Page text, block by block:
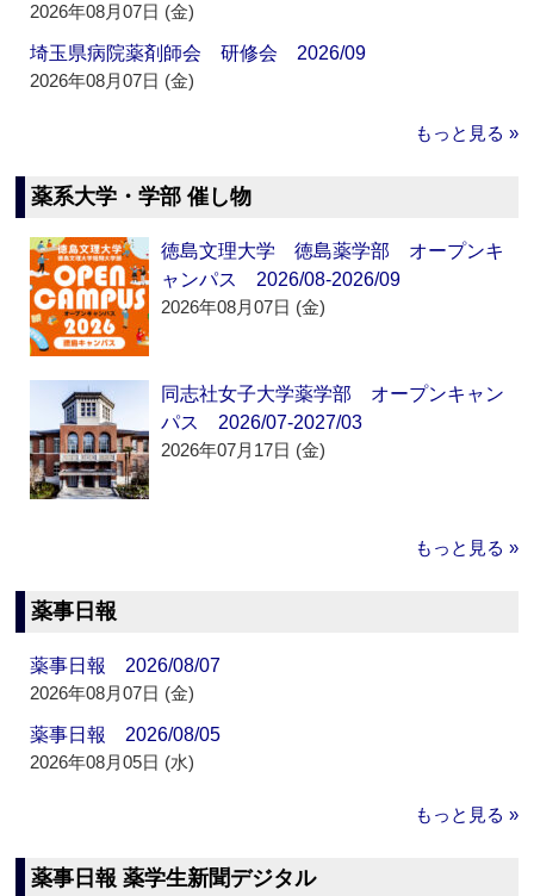
2026年08月07日 (金)
埼玉県病院薬剤師会 研修会 2026/09
2026年08月07日 (金)
もっと見る »
薬系大学・学部 催し物
徳島文理大学 徳島薬学部 オープンキ
ャンパス 2026/08-2026/09
2026年08月07日 (金)
同志社女子大学薬学部 オープンキャン
パス 2026/07-2027/03
2026年07月17日 (金)
もっと見る »
薬事日報
薬事日報 2026/08/07
2026年08月07日 (金)
薬事日報 2026/08/05
2026年08月05日 (水)
もっと見る »
薬事日報 薬学生新聞デジタル